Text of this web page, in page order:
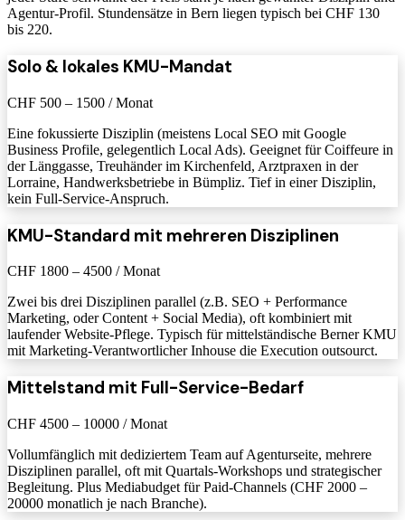
Agentur-Profil. Stundensätze in Bern liegen typisch bei CHF 130
bis 220.
Solo & lokales KMU-Mandat
CHF 500 – 1500 / Monat
Eine fokussierte Disziplin (meistens Local SEO mit Google
Business Profile, gelegentlich Local Ads). Geeignet für Coiffeure in
der Länggasse, Treuhänder im Kirchenfeld, Arztpraxen in der
Lorraine, Handwerksbetriebe in Bümpliz. Tief in einer Disziplin,
kein Full-Service-Anspruch.
KMU-Standard mit mehreren Disziplinen
CHF 1800 – 4500 / Monat
Zwei bis drei Disziplinen parallel (z.B. SEO + Performance
Marketing, oder Content + Social Media), oft kombiniert mit
laufender Website-Pflege. Typisch für mittelständische Berner KMU
mit Marketing-Verantwortlicher Inhouse die Execution outsourct.
Mittelstand mit Full-Service-Bedarf
CHF 4500 – 10000 / Monat
Vollumfänglich mit dediziertem Team auf Agenturseite, mehrere
Disziplinen parallel, oft mit Quartals-Workshops und strategischer
Begleitung. Plus Mediabudget für Paid-Channels (CHF 2000 –
20000 monatlich je nach Branche).